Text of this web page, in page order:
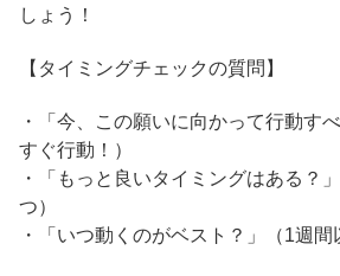
しょう！
【タイミングチェックの質問】
・「今、この願いに向かって行動す
すぐ行動！）
・「もっと良いタイミングはある？
つ）
・「いつ動くのがベスト？」（1週間